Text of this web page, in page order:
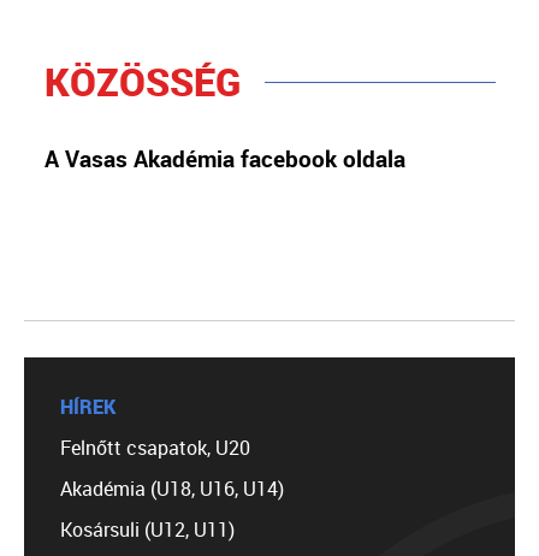
KÖZÖSSÉG
A Vasas Akadémia facebook oldala
HÍREK
Felnőtt csapatok, U20
Akadémia (U18, U16, U14)
Kosársuli (U12, U11)